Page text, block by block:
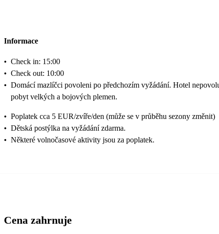
Informace
• Check in: 15:00
• Check out: 10:00
• Domácí mazlíčci povoleni po předchozím vyžádání. Hotel
pobyt velkých a bojových plemen.
• Poplatek cca 5 EUR/zvíře/den (může se v průběhu sezony změnit)
• Dětská postýlka na vyžádání zdarma.
• Některé volnočasové aktivity jsou za poplatek.
Cena zahrnuje